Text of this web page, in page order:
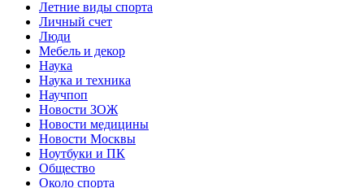
Летние виды спорта
Личный счет
Люди
Мебель и декор
Наука
Наука и техника
Научпоп
Новости ЗОЖ
Новости медицины
Новости Москвы
Ноутбуки и ПК
Общество
Около спорта